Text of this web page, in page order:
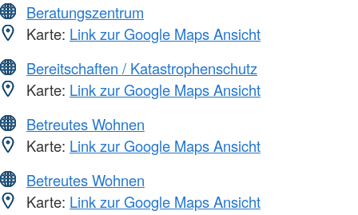
Beratungszentrum
Karte: Link zur Google Maps Ansicht
Bereitschaften / Katastrophenschutz
Karte: Link zur Google Maps Ansicht
Betreutes Wohnen
Karte: Link zur Google Maps Ansicht
Betreutes Wohnen
Karte: Link zur Google Maps Ansicht